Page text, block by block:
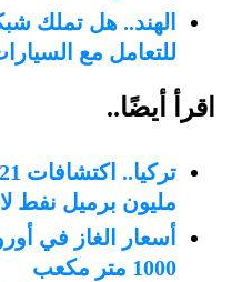
الهند.. هل تملك
للتعامل مع
اقرأ أيضًا..
مليون برميل نفط
1000 متر مكعب